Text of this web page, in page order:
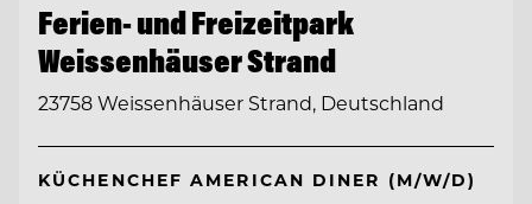
Ferien- und Freizeitpark
Weissenhäuser Strand
23758 Weissenhäuser Strand, Deutschland
KÜCHENCHEF AMERICAN DINER (M/W/D)